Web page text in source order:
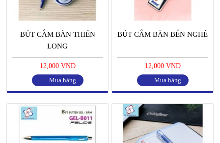
BÚT CẮM BÀN THIÊN
LONG
12,000 VND
Mua hàng
BÚT CẮM BÀN BẾN NGHÉ
12,000 VND
Mua hàng